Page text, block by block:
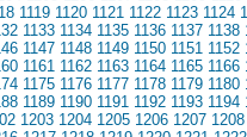
1119 1120 1121 1122 1123 1124
1133 1134 1135 1136 1137 1138
1147 1148 1149 1150 1151 1152
1161 1162 1163 1164 1165 1166
1175 1176 1177 1178 1179 1180
1189 1190 1191 1192 1193 1194
1203 1204 1205 1206 1207 1208